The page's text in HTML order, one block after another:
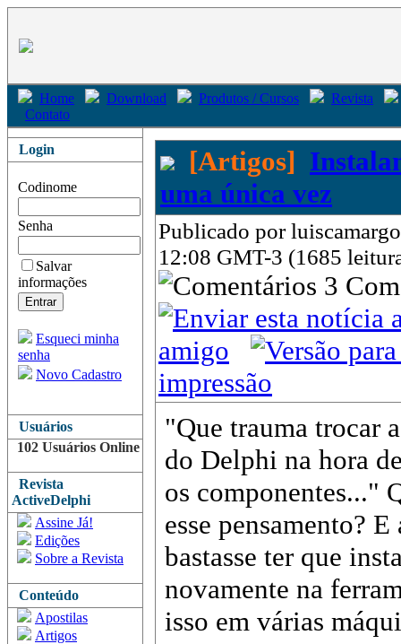
Home Download Produtos / Cursos
Revista
Contato
Login
Codinome
Senha
Salvar
informações
Esqueci minha
senha
Novo Cadastro
Usuários
102 Usuários Online
Revista
ActiveDelphi
Assine Já!
Edições
Sobre a Revista
Conteúdo
Apostilas
Artigos
[Artigos]
uma única vez
Publicado por
12:08 GMT-3 (1685
3
amigo
impressão
"Que trauma trocar
do Delphi na hora
os componentes..."
esse pensamento?
bastasse ter que
novamente na
isso em várias